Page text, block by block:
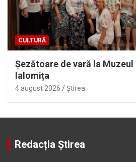
CULTURĂ
Șezătoare de vară la
Ialomița
4 august 2026 Ştirea
Redacția Știrea